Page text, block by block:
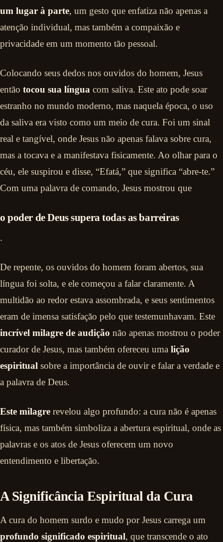
um lugar à parte, um gesto que enfatiza não apenas a
atenção individual, mas também a compaixão e
privacidade em um momento tão pessoal.
Colocando seus dedos nos ouvidos do homem, Jesus
então tocou sua língua com saliva. Este ato pode soar
estranho no mundo moderno, mas naquela época, o uso
da saliva era visto como um meio de cura. Foi um sinal
real e tangível, onde Jesus não apenas falava sobre cura,
mas a tocava e a manifestava fisicamente. Ao olhar para o
céu, ele suspirou e disse, “Efatá,” que significa “abre-te.”
Com uma palavra de comando, Jesus mostrou que
o poder de Deus supera todas as barreiras
.
De repente, os ouvidos do homem foram abertos, sua
língua foi solta, e ele começou a falar claramente. A
multidão ao redor estava assombrada, e seus sentimentos
eram de imensa satisfação pelo que testemunhavam. Este
incrível milagre de audição não apenas mostrou o poder
curador de Jesus, mas também ofereceu uma lição
espiritual sobre a importância de ouvir e falar a verdade e
a palavra de Deus.
Este milagre revelou algo profundo: a cura não é apenas
física, mas também simboliza a abertura espiritual, onde as
palavras e os atos de Jesus oferecem um novo
entendimento e libertação.
A Significância Espiritual da Cura
A cura do homem surdo e mudo por Jesus carrega um
profundo significado espiritual, que transcende o ato